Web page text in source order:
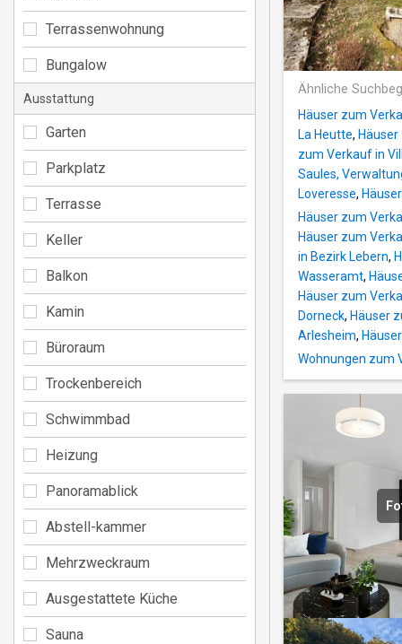
Ähnliche
Häuser zum
La Heutte,
zum Verkauf in
Saules,
Loveresse,
Häuser zum
Häuser zum
in Bezirk Lebern,
Wasseramt,
Häuser zum
Dorneck, Häuser
Arlesheim,
Wohnungen zum
Terrassenwohnung
Bungalow
Ausstattung
Garten
Parkplatz
Terrasse
Keller
Balkon
Kamin
Büroraum
Trockenbereich
Schwimmbad
Heizung
Panoramablick
Abstell-kammer
Mehrzweckraum
Ausgestattete Küche
Sauna